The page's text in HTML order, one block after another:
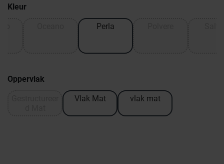
Kleur
Perla
Oppervlak
Vlak Mat vlak mat